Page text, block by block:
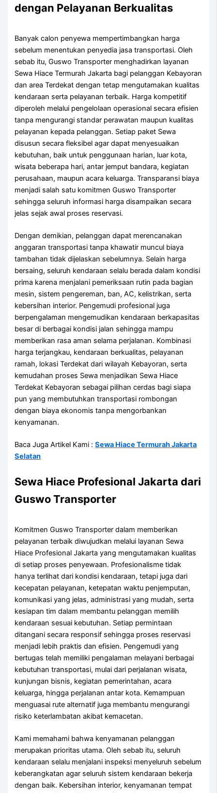
dengan Pelayanan Berkualitas
Banyak calon penyewa mempertimbangkan harga
sebelum menentukan penyedia jasa transportasi. Oleh
sebab itu, Guswo Transporter menghadirkan layanan
Sewa Hiace Termurah Jakarta bagi pelanggan Kebayoran
dan area Terdekat dengan tetap mengutamakan kualitas
kendaraan serta pelayanan terbaik. Harga kompetitif
diperoleh melalui pengelolaan operasional secara efisien
tanpa mengurangi standar perawatan maupun kualitas
pelayanan kepada pelanggan. Setiap paket Sewa
disusun secara fleksibel agar dapat menyesuaikan
kebutuhan, baik untuk penggunaan harian, luar kota,
wisata beberapa hari, antar jemput bandara, kegiatan
perusahaan, maupun acara keluarga. Transparansi biaya
menjadi salah satu komitmen Guswo Transporter
sehingga seluruh informasi harga disampaikan secara
jelas sejak awal proses reservasi.
Dengan demikian, pelanggan dapat merencanakan
anggaran transportasi tanpa khawatir muncul biaya
tambahan tidak dijelaskan sebelumnya. Selain harga
bersaing, seluruh kendaraan selalu berada dalam kondisi
prima karena menjalani pemeriksaan rutin pada bagian
mesin, sistem pengereman, ban, AC, kelistrikan, serta
kebersihan interior. Pengemudi profesional juga
berpengalaman mengemudikan kendaraan berkapasitas
besar di berbagai kondisi jalan sehingga mampu
memberikan rasa aman selama perjalanan. Kombinasi
harga terjangkau, kendaraan berkualitas, pelayanan
ramah, lokasi Terdekat dari wilayah Kebayoran, serta
kemudahan proses Sewa menjadikan Sewa Hiace
Terdekat Kebayoran sebagai pilihan cerdas bagi siapa
pun yang membutuhkan transportasi rombongan
dengan biaya ekonomis tanpa mengorbankan
kenyamanan.
Baca Juga Artikel Kami :Sewa Hiace Termurah Jakarta
Selatan
Sewa Hiace Profesional Jakarta dari
Guswo Transporter
Komitmen Guswo Transporter dalam memberikan
pelayanan terbaik diwujudkan melalui layanan Sewa
Hiace Profesional Jakarta yang mengutamakan kualitas
di setiap proses penyewaan. Profesionalisme tidak
hanya terlihat dari kondisi kendaraan, tetapi juga dari
kecepatan pelayanan, ketepatan waktu penjemputan,
komunikasi yang jelas, administrasi yang mudah, serta
kesiapan tim dalam membantu pelanggan memilih
kendaraan sesuai kebutuhan. Setiap permintaan
ditangani secara responsif sehingga proses reservasi
menjadi lebih praktis dan efisien. Pengemudi yang
bertugas telah memiliki pengalaman melayani berbagai
kebutuhan transportasi, mulai dari perjalanan wisata,
kunjungan bisnis, kegiatan pemerintahan, acara
keluarga, hingga perjalanan antar kota. Kemampuan
menguasai rute alternatif juga membantu mengurangi
risiko keterlambatan akibat kemacetan.
Kami memahami bahwa kenyamanan pelanggan
merupakan prioritas utama. Oleh sebab itu, seluruh
kendaraan selalu menjalani inspeksi menyeluruh sebelum
keberangkatan agar seluruh sistem kendaraan bekerja
dengan baik. Kebersihan interior, kenyamanan tempat